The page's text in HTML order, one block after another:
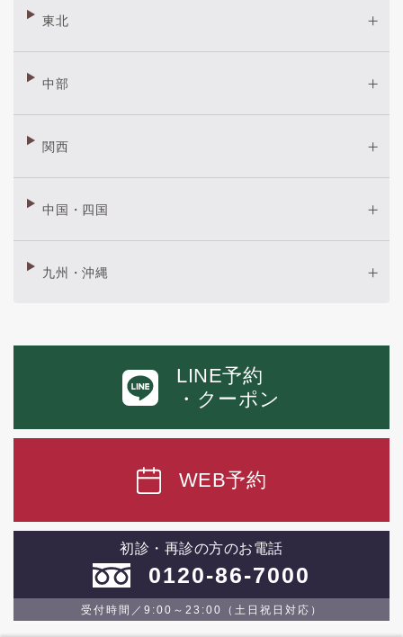
東北
中部
関西
中国・四国
九州・沖縄
LINE予約
・クーポン
WEB予約
初診・再診の方のお電話
0120-86-7000
受付時間／9:00～23:00（土日祝日対応）